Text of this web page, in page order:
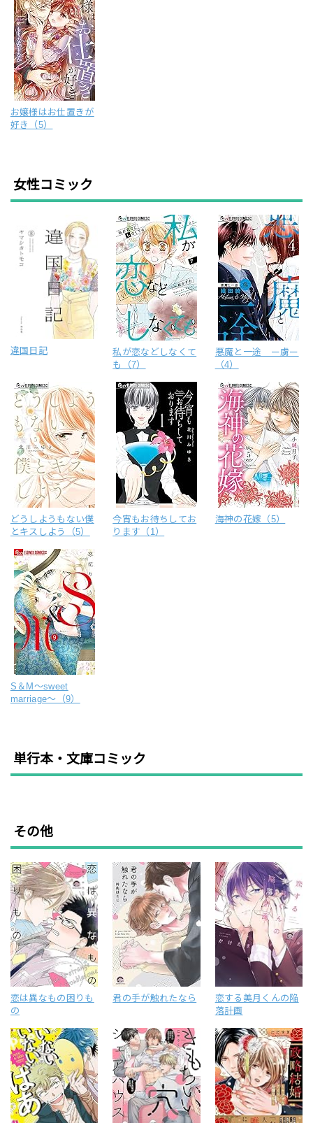
お嬢様はお仕置きが
好き（5）
女性コミック
違国日記
私が恋などしなくて
も（7）
悪魔と一途 ー虜ー
（4）
どうしようもない僕
とキスしよう（5）
今宵もお待ちしてお
ります（1）
海神の花嫁（5）
S＆M～sweet
marriage～（9）
単行本・文庫コミック
その他
恋は異なもの困りも
の
君の手が触れたなら
恋する美月くんの陥
落計画